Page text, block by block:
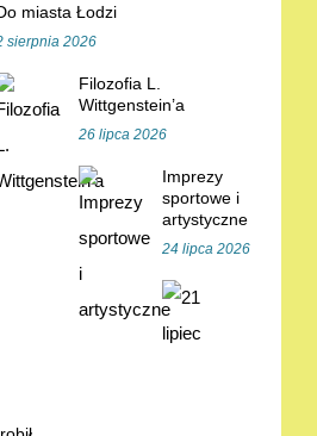
miasta Łodzi
sierpnia 2026
Filozofia L.
Wittgenstein’a
26 lipca 2026
Imprezy
sportowe i
artystyczne
24 lipca 2026